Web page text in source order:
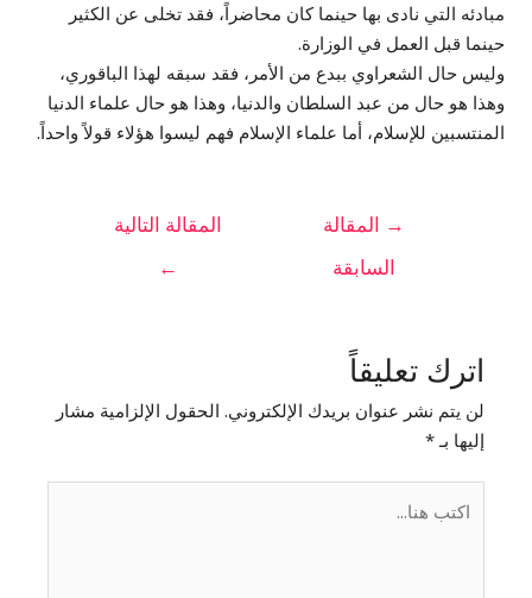
مبادئه التي نادى بها حينما كان محاضراً، فقد تخلى عن الكثير
حينما قبل العمل في الوزارة.
وليس حال الشعراوي ببدع من الأمر، فقد سبقه لهذا الباقوري،
وهذا هو حال من عبد السلطان والدنيا، وهذا هو حال علماء الدنيا
المنتسبين للإسلام، أما علماء الإسلام فهم ليسوا هؤلاء قولاً واحداً.
→ المقالة
السابقة
المقالة التالية
←
اترك تعليقاً
لن يتم نشر عنوان بريدك الإلكتروني. الحقول الإلزامية مشار
إليها بـ*